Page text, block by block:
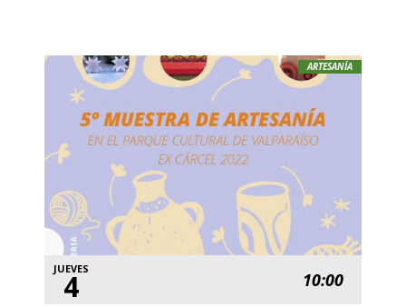
ARTESANÍA
JUEVES
4 10:00